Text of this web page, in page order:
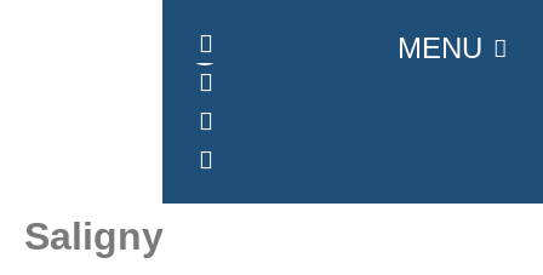
MENU
Saligny